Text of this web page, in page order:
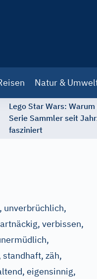
Natur &
Lego Star Wars:
Serie Sammler seit
fasziniert
unverbrüchlich,
verbissen,
zäh,
eigensinnig,